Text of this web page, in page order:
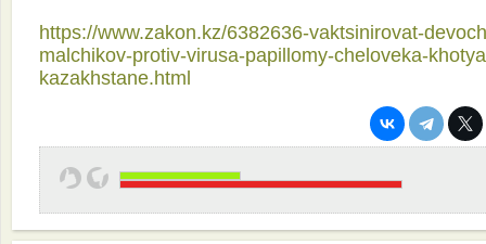
https://www.zakon.kz/6382636-vaktsinirovat-
malchikov-protiv-virusa-papillomy-cheloveka-
kazakhstane.html